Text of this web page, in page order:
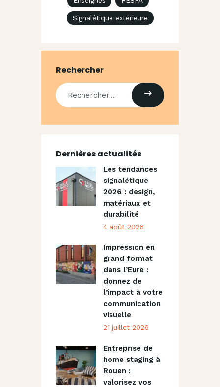
Signalétique extérieure
Rechercher
Dernières actualités
Les tendances
signalétique
2026 : design,
matériaux et
durabilité
4 août 2026
Impression en
grand format
dans l’Eure :
donnez de
l’impact à votre
communication
visuelle
21 juillet 2026
Entreprise de
home staging à
Rouen :
valorisez vos